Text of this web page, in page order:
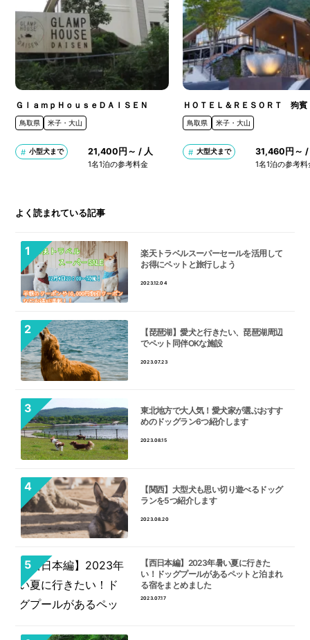
ＧｌａｍｐＨｏｕｓｅＤＡＩＳＥＮ
鳥取県 米子・大山
小型犬まで 21,400円～ / 人
1名1泊の参考料金
ＨＯＴＥＬ＆ＲＥＳＯＲＴ 狗賓
鳥取県 米子・大山
大型犬まで 31,460円～ /
1名1泊の参考料
よく読まれている記事
楽天トラベルスーパーセールを活用して
お得にペットと旅行しよう
2023.12.04
【琵琶湖】愛犬と行きたい、琵琶湖周辺
でペット同伴OKな施設
2023.07.23
東北地方で大人気！愛犬家が選ぶおすす
めのドッグラン6つ紹介します
2023.08.15
【関西】大型犬も思い切り遊べるドッグ
ランを5つ紹介します
2023.08.20
【西日本編】2023年暑い夏に行きた
い！ドッグプールがあるペットと泊まれ
る宿をまとめました
2023.07.17